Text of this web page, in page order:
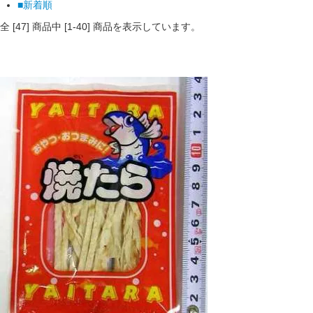
■新着順
全 [47] 商品中 [1-40] 商品を表示しています。